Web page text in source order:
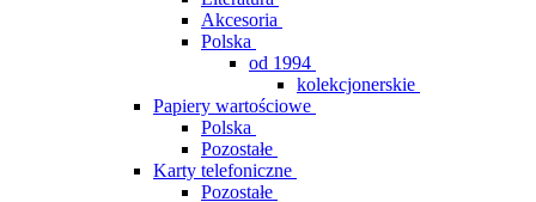
Akcesoria
Polska
od 1994
kolekcjonerskie
Papiery wartościowe
Polska
Pozostałe
Karty telefoniczne
Pozostałe